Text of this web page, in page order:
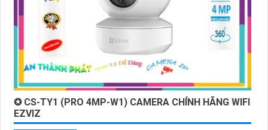
✪ CS-TY1 (PRO 4MP-W1) CAMERA CHÍNH HÃNG WIFI
EZVIZ